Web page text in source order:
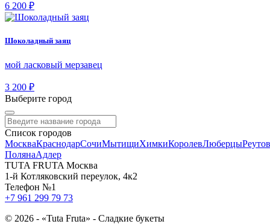
6 200 ₽
Шоколадный заяц
мой ласковый мерзавец
3 200 ₽
Выберите город
Список городов
МоскваКраснодарСочиМытищиХимкиКоролевЛюберцыРеутов
ПолянаАдлер
TUTA FRUTA Москва
1-й Котляковский переулок, 4к2
Телефон №1
+7 961 299 79 73
© 2026 - «Tuta Fruta» - Сладкие букеты